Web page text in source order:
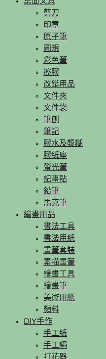
剪刀
印章
原子筆
圓規
彩色筆
擦膠
改錯用品
文件夾
文件袋
筆刨
筆記
膠水及漿糊
膠紙座
螢光筆
記事貼
鉛筆
馬克筆
繪畫用品
書法工具
書法用紙
畫筆套裝
素描畫筆
繪畫工具
繪畫筆
美術用紙
顏料
DIY手作
手工紙
手工繩
打花器